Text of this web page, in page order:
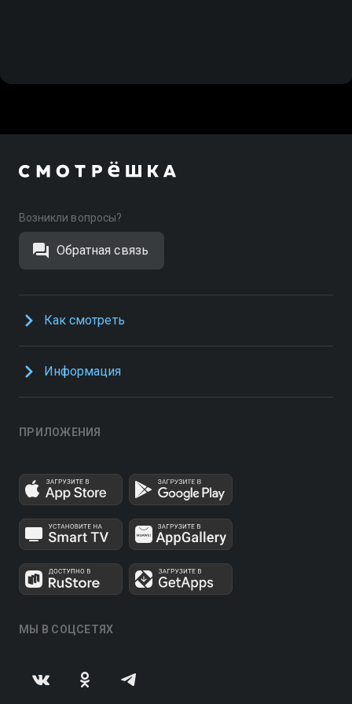
Возникли вопросы?
Обратная связь
Как смотреть
Информация
ПРИЛОЖЕНИЯ
МЫ В СОЦСЕТЯХ